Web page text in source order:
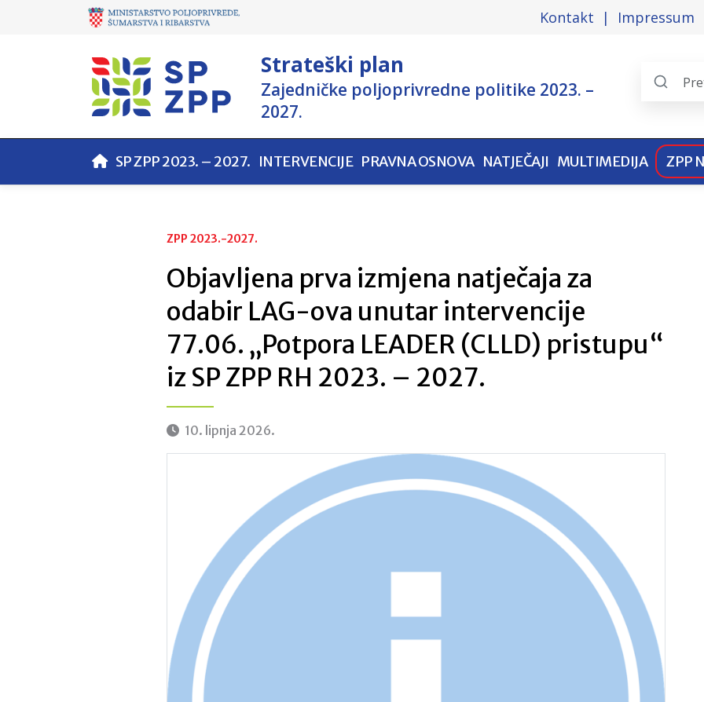
Kontakt Impressum
Strateški plan
Zajedničke poljoprivredne politike 2023. –
2027.
Search
pages
SP ZPP 2023. – 2027. INTERVENCIJE PRAVNA OSNOVA NATJEČAJI MULTIMEDIJA ZPP
ZPP 2023.-2027.
Objavljena prva izmjena natječaja za
odabir LAG-ova unutar intervencije
77.06. „Potpora LEADER (CLLD) pristupu“
iz SP ZPP RH 2023. – 2027.
10. lipnja 2026.